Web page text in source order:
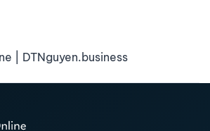
| DTNguyen.business